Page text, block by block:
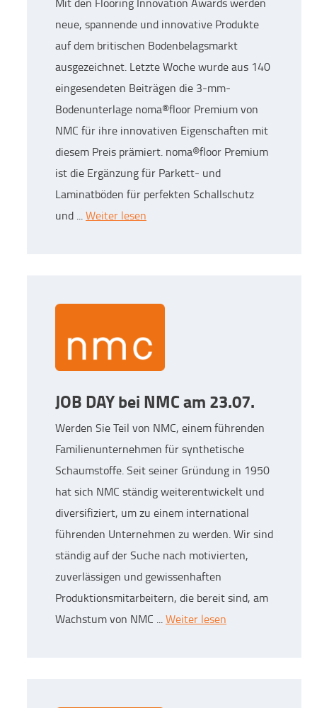
neue, spannende und innovative Produkte
auf dem britischen Bodenbelagsmarkt
ausgezeichnet. Letzte Woche wurde aus 140
eingesendeten Beiträgen die 3-mm-
Bodenunterlage noma®floor Premium von
NMC für ihre innovativen Eigenschaften mit
diesem Preis prämiert. noma®floor Premium
ist die Ergänzung für Parkett- und
Laminatböden für perfekten Schallschutz
und ...Weiter lesen
JOB DAY bei NMC am 23.07.
Werden Sie Teil von NMC, einem führenden
Familienunternehmen für synthetische
Schaumstoffe. Seit seiner Gründung in 1950
hat sich NMC ständig weiterentwickelt und
diversifiziert, um zu einem international
führenden Unternehmen zu werden. Wir sind
ständig auf der Suche nach motivierten,
zuverlässigen und gewissenhaften
Produktionsmitarbeitern, die bereit sind, am
Wachstum von NMC ...Weiter lesen